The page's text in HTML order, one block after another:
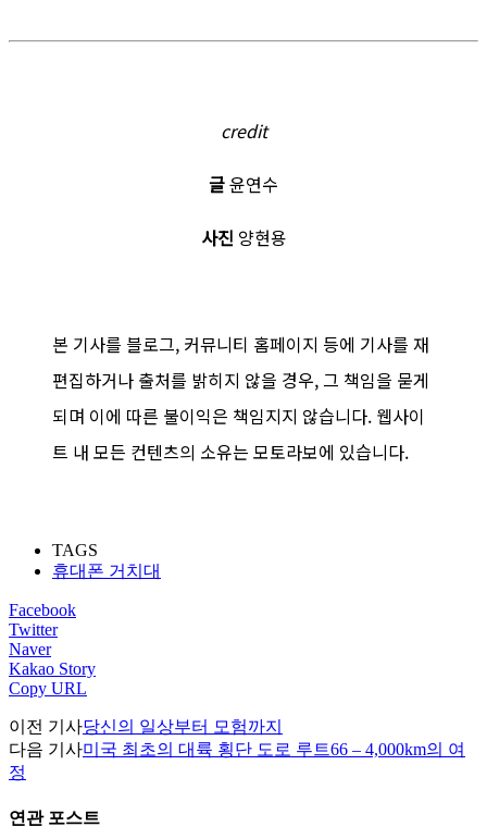
credit
글윤연수
사진 양현용
본 기사를 블로그, 커뮤니티 홈페이지 등에 기사를 재
편집하거나 출처를 밝히지 않을 경우, 그 책임을 묻게
되며 이에 따른 불이익은 책임지지 않습니다. 웹사이
트 내 모든 컨텐츠의 소유는 모토라보에 있습니다.
TAGS
휴대폰 거치대
Facebook
Twitter
Naver
Kakao Story
Copy URL
이전 기사당신의 일상부터 모험까지
다음 기사미국 최초의 대륙 횡단 도로 루트66 – 4,000km의 여
정
연관 포스트